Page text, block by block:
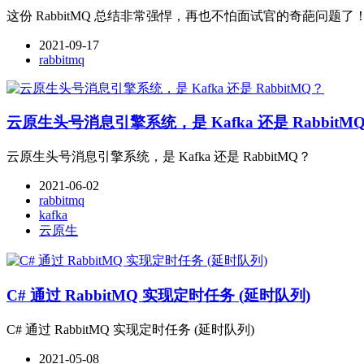
这份 RabbitMQ 总结非常强悍，再也不怕面试官的奇葩问题了
2021-09-17
rabbitmq
云原生头号消息引擎系统，是 Kafka 还是
云原生头号消息引擎系统，是 Kafka 还是 RabbitMQ？
2021-06-02
rabbitmq
kafka
云原生
C# 通过 RabbitMQ 实现定时任务 (延时队列)
C# 通过 RabbitMQ 实现定时任务 (延时队列)
2021-05-08